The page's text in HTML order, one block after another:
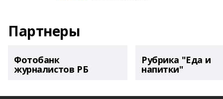
Партнеры
Фотобанк
журналистов РБ
Рубрика "Еда и
напитки"